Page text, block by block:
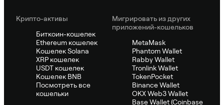
Крипто-активы
Биткоин-кошелек
Ethereum кошелек
Кошелек Solana
XRP кошелек
USDT кошелек
Кошелек BNB
Посмотреть все
кошельки
Мигрировать из других
приложений-кошельков
MetaMask
Phantom Wallet
Rabby Wallet
Tronlink Wallet
TokenPocket
Binance Wallet
OKX Web3 Wallet
Base Wallet (Coinbase